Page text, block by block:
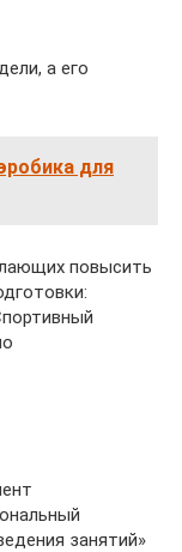
а его
для
повысить
занятий»